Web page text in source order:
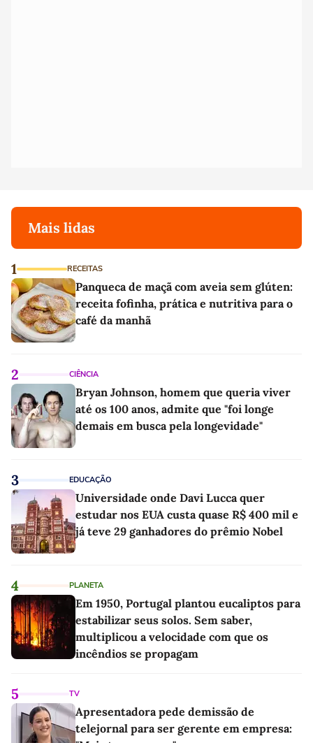
Mais lidas
1 RECEITAS
Panqueca de maçã com aveia sem glúten:
receita fofinha, prática e nutritiva para o
café da manhã
2 CIÊNCIA
Bryan Johnson, homem que queria viver
até os 100 anos, admite que "foi longe
demais em busca pela longevidade"
3 EDUCAÇÃO
Universidade onde Davi Lucca quer
estudar nos EUA custa quase R$ 400 mil e
já teve 29 ganhadores do prêmio Nobel
4 PLANETA
Em 1950, Portugal plantou eucaliptos para
estabilizar seus solos. Sem saber,
multiplicou a velocidade com que os
incêndios se propagam
5 TV
Apresentadora pede demissão de
telejornal para ser gerente em empresa: